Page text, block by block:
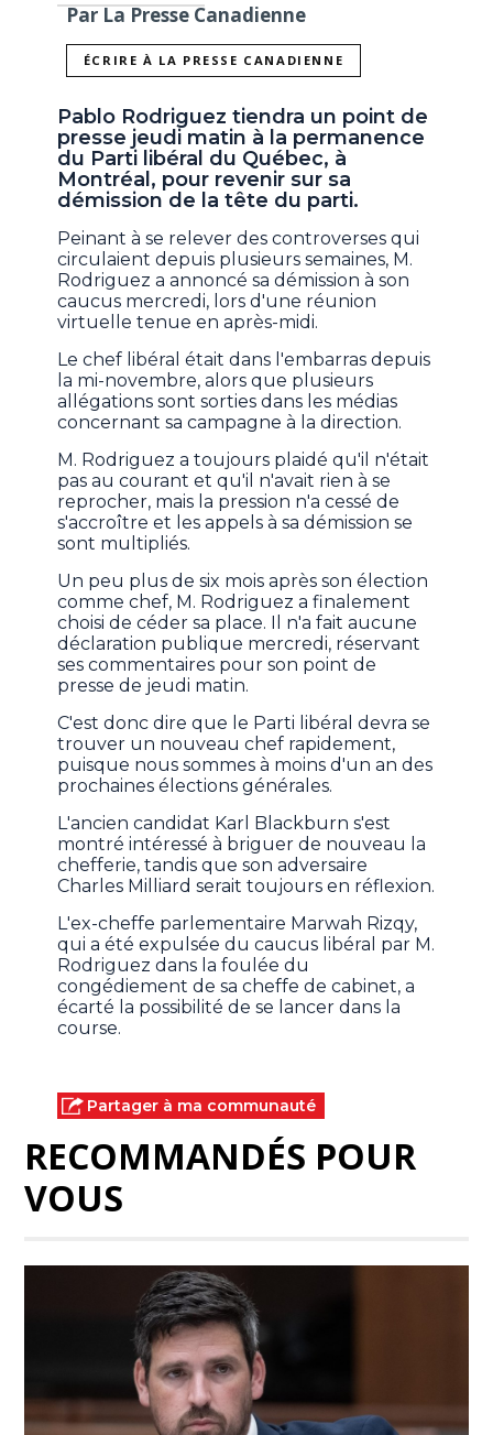
Par La Presse Canadienne
ÉCRIRE À LA PRESSE CANADIENNE
Pablo Rodriguez tiendra un point de
presse jeudi matin à la permanence
du Parti libéral du Québec, à
Montréal, pour revenir sur sa
démission de la tête du parti.
Peinant à se relever des controverses qui
circulaient depuis plusieurs semaines, M.
Rodriguez a annoncé sa démission à son
caucus mercredi, lors d'une réunion
virtuelle tenue en après-midi.
Le chef libéral était dans l'embarras depuis
la mi-novembre, alors que plusieurs
allégations sont sorties dans les médias
concernant sa campagne à la direction.
M. Rodriguez a toujours plaidé qu'il n'était
pas au courant et qu'il n'avait rien à se
reprocher, mais la pression n'a cessé de
s'accroître et les appels à sa démission se
sont multipliés.
Un peu plus de six mois après son élection
comme chef, M. Rodriguez a finalement
choisi de céder sa place. Il n'a fait aucune
déclaration publique mercredi, réservant
ses commentaires pour son point de
presse de jeudi matin.
C'est donc dire que le Parti libéral devra se
trouver un nouveau chef rapidement,
puisque nous sommes à moins d'un an des
prochaines élections générales.
L'ancien candidat Karl Blackburn s'est
montré intéressé à briguer de nouveau la
chefferie, tandis que son adversaire
Charles Milliard serait toujours en réflexion.
L'ex-cheffe parlementaire Marwah Rizqy,
qui a été expulsée du caucus libéral par M.
Rodriguez dans la foulée du
congédiement de sa cheffe de cabinet, a
écarté la possibilité de se lancer dans la
course.
Partager à ma communauté
RECOMMANDÉS POUR
VOUS